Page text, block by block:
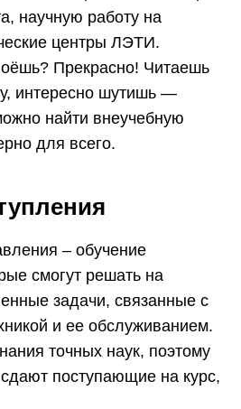
научную работу на
центры ЛЭТИ.
Прекрасно! Читаешь
интересно шутишь —
найти внеучебную
для всего.
– обучение
смогут решать на
задачи, связанные с
и ее обслуживанием.
точных наук, поэтому
поступающие на курс,